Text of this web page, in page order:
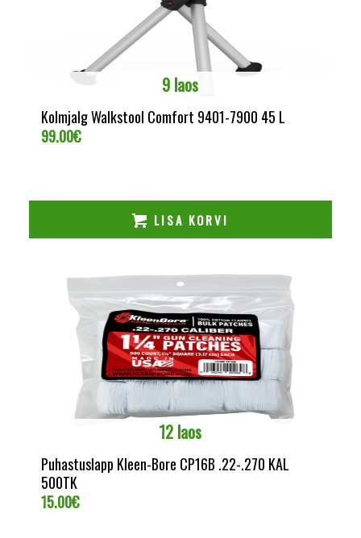
9 laos
Kolmjalg Walkstool Comfort 9401-7900 45 L
99.00€
LISA KORVI
12 laos
Puhastuslapp Kleen-Bore CP16B .22-.270 KAL
500TK
15.00€